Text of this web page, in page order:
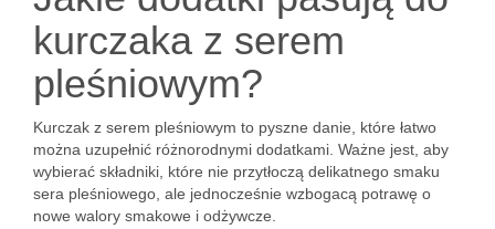
kurczaka z serem
pleśniowym?
Kurczak z serem pleśniowym to pyszne danie, które łatwo
można uzupełnić różnorodnymi dodatkami. Ważne jest, aby
wybierać składniki, które nie przytłoczą delikatnego smaku
sera pleśniowego, ale jednocześnie wzbogacą potrawę o
nowe walory smakowe i odżywcze.